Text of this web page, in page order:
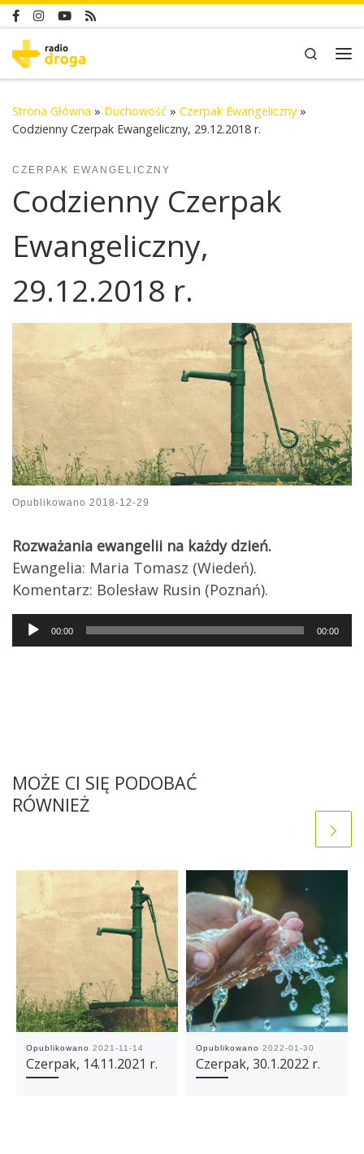
Skip to content
Search
Strona Główna » Duchowość » Czerpak Ewangeliczny »
Codzienny Czerpak Ewangeliczny, 29.12.2018 r.
CZERPAK EWANGELICZNY
Codzienny Czerpak
Ewangeliczny,
29.12.2018 r.
Opublikowano 2018-12-29
Rozważania ewangelii na każdy dzień.
Ewangelia: Maria Tomasz (Wiedeń).
Komentarz: Bolesław Rusin (Poznań).
Audio
Player
00:00 00:00
MOŻE CI SIĘ PODOBAĆ
RÓWNIEŻ
Opublikowano 2021-11-14
Czerpak, 14.11.2021 r.
Opublikowano 2022-01-30
Czerpak, 30.1.2022 r.